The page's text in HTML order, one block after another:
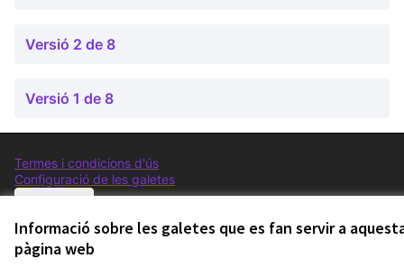
Informació sobre les galetes que es fan servir a
pàgina web
Versió 2 de 8
Versió 1 de 8
Termes i condicions d'ús
Configuració de les galetes
Comunitat Canòdrom a Facebook
(Link externo)
Comunitat Canòdrom a Instagram
(Link externo)
Comunitat Canòdrom a YouTube
(Link externo)